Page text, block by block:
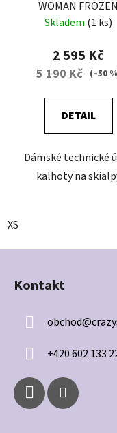
WOMAN FROZEN
Skladem (1 ks)
2 595 Kč
5 190 Kč (–50
DETAIL
Dámské technické
kalhoty na
XS
Z
Kontakt
obchod@
+420 602 133